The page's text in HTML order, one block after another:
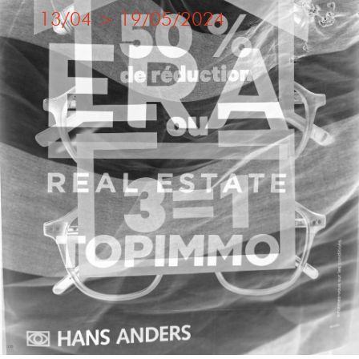
13/04 > 19/05/2024